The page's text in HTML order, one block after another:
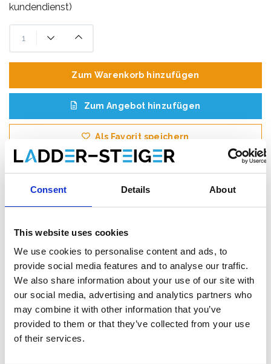
Consent Details About
This website uses cookies
We use cookies to personalise content and ads, to
provide social media features and to analyse our traffic.
We also share information about your use of our site with
our social media, advertising and analytics partners who
may combine it with other information that you’ve
provided to them or that they’ve collected from your use
of their services.
kundendienst)
Zum Warenkorb hinzufügen
Zum Angebot hinzufügen
Als Favorit speichern
Beschreibung
Das
ASC AGS (Advantaged Guardrail System)
Rollgerüst
erfüllt die neue Norm. Ab dem 1. Januar 2018 muss
beim Betreten der nächsten Plattform in einem Rollgerüst immer
dem Aufsteigen immer ein Handlauf vorhanden.